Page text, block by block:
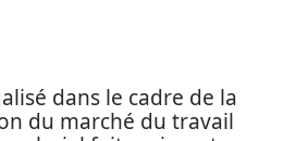
dans le cadre de la
du marché du travail